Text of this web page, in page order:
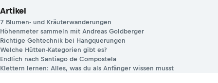
Artikel
7 Blumen- und Kräuterwanderungen
Höhenmeter sammeln mit Andreas Goldberger
Richtige Gehtechnik bei Hangquerungen
Welche Hütten-Kategorien gibt es?
Endlich nach Santiago de Compostela
Klettern lernen: Alles, was du als Anfänger wissen musst